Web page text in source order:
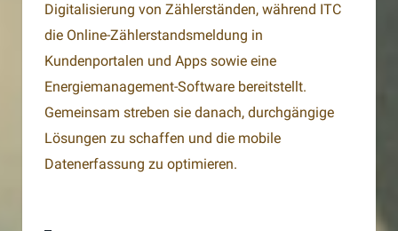
Digitalisierung von Zählerständen, während ITC
die Online-Zählerstandsmeldung in
Kundenportalen und Apps sowie eine
Energiemanagement-Software bereitstellt.
Gemeinsam streben sie danach, durchgängige
Lösungen zu schaffen und die mobile
Datenerfassung zu optimieren.